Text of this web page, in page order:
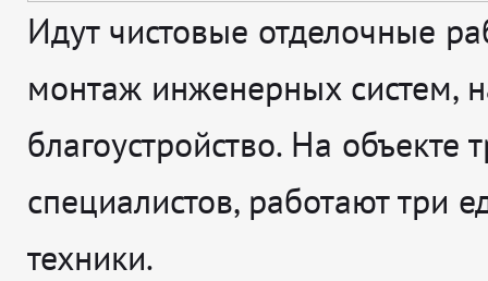
Идут чистовые отделочные
монтаж инженерных систем,
благоустройство. На объекте
специалистов, работают три
техники.